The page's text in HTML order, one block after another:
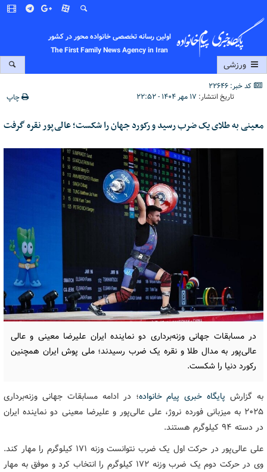
اولین رسانه تخصصی خانواده محور در کشور
The First Family News Agency in Iran
ورزشی
کد خبر: 22646
تاریخ انتشار: ۱۷ مهر ۱۴۰۴ - ۲۲:۵۲ چاپ
معینی به طلای یک ضرب رسید و رکورد جهان را شکست؛ عالی‌پور نقره گرفت
در مسابقات جهانی وزنه‌برداری دو نماینده ایران علیرضا معینی و عالی
عالی‌پور به مدال طلا و نقره یک ضرب رسیدند؛ ملی پوش ایران همچنین
رکورد دنیا را شکست.
به گزارش پایگاه خبری پیام خانواده؛ در ادامه مسابقات جهانی وزنه‌برداری
۲۰۲۵ به میزبانی فورده نروژ، علی عالی‌پور و علیرضا معینی دو نماینده ایران
در دسته ۹۴ کیلوگرم هستند.
علی عالی‌پور در حرکت اول یک ضرب نتوانست وزنه ۱۷۱ کیلوگرم را مهار کند.
وی در حرکت دوم یک ضرب وزنه ۱۷۲ کیلوگرم را انتخاب کرد و موفق به مهار